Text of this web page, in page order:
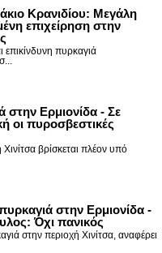
Κρανιδίου: Μεγάλη
επιχείρηση στην
επικίνδυνη πυρκαγιά
στην Ερμιονίδα - Σε
οι πυροσβεστικές
βρίσκεται πλέον υπό
στην Ερμιονίδα -
Όχι πανικός
στην περιοχή Χινίτσα, αναφέρει